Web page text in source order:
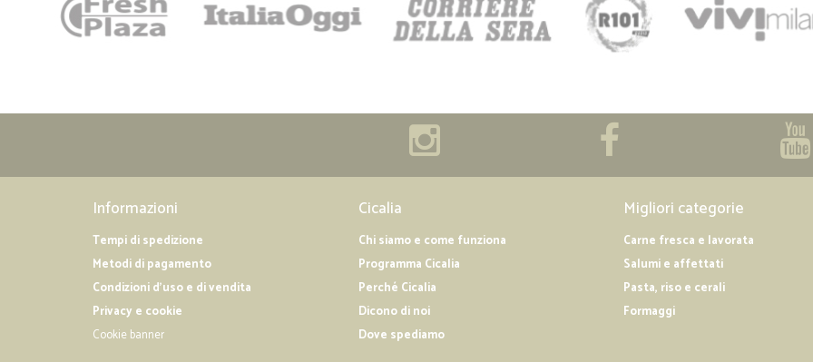
Informazioni
Tempi di spedizione
Metodi di pagamento
Condizioni d'uso e di vendita
Privacy e cookie
Cookie banner
Cicalia
Chi siamo e come funziona
Programma Cicalia
Perché Cicalia
Dicono di noi
Dove spediamo
Migliori categorie
Carne fresca e lavorata
Salumi e affettati
Pasta, riso e cerali
Formaggi